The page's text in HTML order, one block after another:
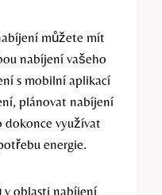
můžete mít
nabíjení vašeho
s mobilní aplikací
plánovat nabíjení
využívat
energie.
v oblasti nabíjení